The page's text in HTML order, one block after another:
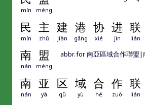
mín méng
民 主 建 港 协 进 联
mín zhǔ jiàn gǎng xié jìn lián
南 盟
nán méng
abbr. for 南亞區域合作聯盟|
南 亚 区 域 合 作 联
nán yà qū yù hé zuò lián